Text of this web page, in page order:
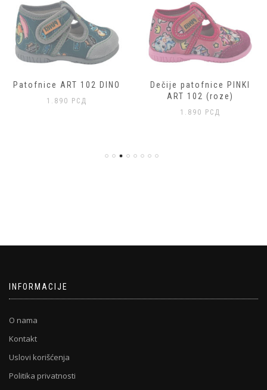
Patofnice ART 102 DINO
1.890 РСД
Dečije patofnice PINKI
ART 102 (roze)
1.890 РСД
INFORMACIJE
O nama
Kontakt
Uslovi korišćenja
Politika privatnosti